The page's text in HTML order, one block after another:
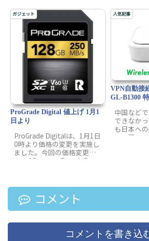
ソフトが
得になって
ガジェット
ProGrade Digital 値上げ 1月1
日より
ProGrade Digitalは、1月1日
0時より価格の変更を実施し
ました。今回の価格変更で
は、CFexpressType A/B、
モリーカード（UHS-II）、
シングルスロットリーダ
ー、ダブルスロットリーダ
ーが対象となっています。
人気記事
VPN自動接
GL-B1300
中国など
できなか
も日本へ
いる国も
みを簡単
コメント
コメントを書き込